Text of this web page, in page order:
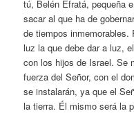
tú, Belén Efratá, pequeña
sacar al que ha de
de tiempos inmemorables.
luz la que debe dar a luz,
con los hijos de Israel. Se
fuerza del Señor, con el
se instalarán, ya que el
la tierra. Él mismo será la